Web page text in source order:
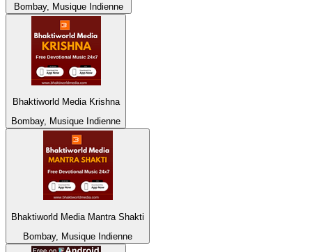
Bombay, Musique Indienne
Bhaktiworld Media Krishna
Bombay, Musique Indienne
Bhaktiworld Media Mantra Shakti
Bombay, Musique Indienne